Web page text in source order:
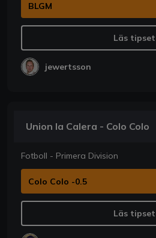
BLGM
Läs tipset
jewertsson
Union la Calera - Colo Colo
Fotboll - Primera Division
Colo Colo -0.5
Läs tipset